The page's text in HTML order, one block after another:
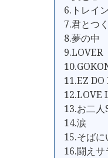
6.トレイン
7.君とつ
8.夢の中
9.LOVER
11.EZ DO
12.LOVE
13.お二
14.涙
15.そばに
16.闘え